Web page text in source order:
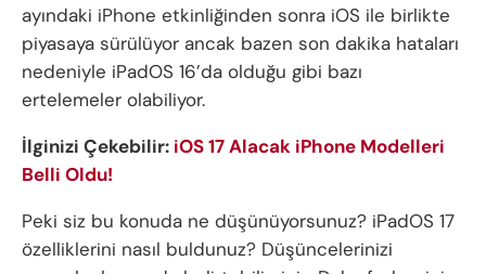
ayındaki iPhone etkinliğinden sonra iOS ile birlikte
piyasaya sürülüyor ancak bazen son dakika hataları
nedeniyle iPadOS 16’da olduğu gibi bazı
ertelemeler olabiliyor.
İlginizi Çekebilir: iOS 17 Alacak iPhone Modelleri
Belli Oldu!
Peki siz bu konuda ne düşünüyorsunuz? iPadOS 17
özelliklerini nasıl buldunuz? Düşüncelerinizi